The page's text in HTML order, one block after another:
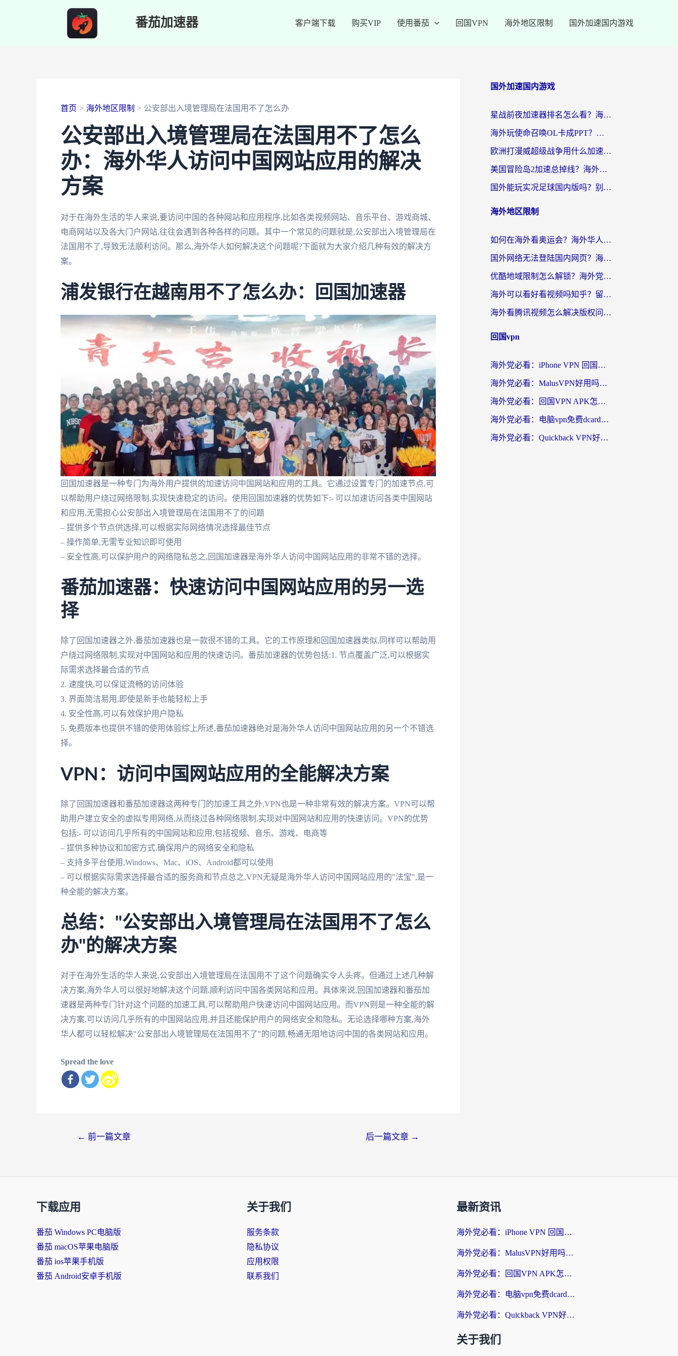
番茄加速器 客户端下载 购买VIP 使用番茄 回国VPN 海外地区限制 国外加速国内游戏
首页 海外地区限制 公安部出入境管理局在法国用不了怎么办
公安部出入境管理局在法国用不了怎么
办：海外华人访问中国网站应用的解决
方案
对于在海外生活的华人来说,要访问中国的各种网站和应用程序,比如各类视频网站、音乐平台、游戏商城、
电商网站以及各大门户网站,往往会遇到各种各样的问题。其中一个常见的问题就是,公安部出入境管理局在
法国用不了,导致无法顺利访问。那么,海外华人如何解决这个问题呢?下面就为大家介绍几种有效的解决方
案。
浦发银行在越南用不了怎么办：回国加速器
回国加速器是一种专门为海外用户提供的加速访问中国网站和应用的工具。它通过设置专门的加速节点,可
以帮助用户绕过网络限制,实现快速稳定的访问。使用回国加速器的优势如下:- 可以加速访问各类中国网站
和应用,无需担心公安部出入境管理局在法国用不了的问题
– 提供多个节点供选择,可以根据实际网络情况选择最佳节点
– 操作简单,无需专业知识即可使用
– 安全性高,可以保护用户的网络隐私总之,回国加速器是海外华人访问中国网站应用的非常不错的选择。
番茄加速器：快速访问中国网站应用的另一选
择
除了回国加速器之外,番茄加速器也是一款很不错的工具。它的工作原理和回国加速器类似,同样可以帮助用
户绕过网络限制,实现对中国网站和应用的快速访问。番茄加速器的优势包括:1. 节点覆盖广泛,可以根据实
际需求选择最合适的节点
2. 速度快,可以保证流畅的访问体验
3. 界面简洁易用,即使是新手也能轻松上手
4. 安全性高,可以有效保护用户隐私
5. 免费版本也提供不错的使用体验综上所述,番茄加速器绝对是海外华人访问中国网站应用的另一个不错选
择。
VPN：访问中国网站应用的全能解决方案
除了回国加速器和番茄加速器这两种专门的加速工具之外,VPN也是一种非常有效的解决方案。VPN可以帮
助用户建立安全的虚拟专用网络,从而绕过各种网络限制,实现对中国网站和应用的快速访问。VPN的优势
包括:- 可以访问几乎所有的中国网站和应用,包括视频、音乐、游戏、电商等
– 提供多种协议和加密方式,确保用户的网络安全和隐私
– 支持多平台使用,Windows、Mac、iOS、Android都可以使用
– 可以根据实际需求选择最合适的服务商和节点总之,VPN无疑是海外华人访问中国网站应用的"法宝",是一
种全能的解决方案。
总结："公安部出入境管理局在法国用不了怎么
办"的解决方案
对于在海外生活的华人来说,公安部出入境管理局在法国用不了这个问题确实令人头疼。但通过上述几种解
决方案,海外华人可以很好地解决这个问题,顺利访问中国各类网站和应用。具体来说,回国加速器和番茄加
速器是两种专门针对这个问题的加速工具,可以帮助用户快速访问中国网站应用。而VPN则是一种全能的解
决方案,可以访问几乎所有的中国网站应用,并且还能保护用户的网络安全和隐私。无论选择哪种方案,海外
华人都可以轻松解决"公安部出入境管理局在法国用不了"的问题,畅通无阻地访问中国的各类网站和应用。
Spread the love
← 前一篇文章 后一篇文章 →
国外加速国内游戏
星战前夜加速器排名怎么看？海外玩家国服游戏畅玩终极指南（附欧洲玩跑跑我的起源解决方案）
海外玩使命召唤OL卡成PPT？苹果用户必看：使命召唤OL国外加速器下载苹果版指南
欧洲打漫威超级战争用什么加速器？3个海外游戏卡顿问题一次解决（附实测推荐）
美国冒险岛2加速总掉线？海外玩家必看的国服游戏加速器选择指南
国外能玩实况足球国内版吗？别再卡成PPT！海外党国服游戏加速全攻略
海外地区限制
如何在海外看奥运会？海外华人必看的体育赛事直播终极指南
国外网络无法登陆国内网页？海外党必看：选对回国加速器实现无缝访问
优酷地域限制怎么解锁？海外党亲测有效的追剧自由指南
海外可以看好看视频吗知乎？留学生亲测有效的回国追剧解决方案
海外看腾讯视频怎么解决版权问题呢？3步让你轻松解锁国内影视自由
回国vpn
海外党必看：iPhone VPN 回国怎么选？一篇搞定无缝访问国内资源
海外党必看：MalusVPN好用吗？和畅游VPN对比哪个回国效果更好？附穿梭飞鱼神龟真实体验
海外党必看：回国VPN APK怎么选？3步教你无缝刷国内剧玩国服
海外党必看：电脑vpn免费dcard真的靠谱吗？教你选对回国加速器无缝访问国内资源
海外党必看：Quickback VPN好用吗？和小黑牛VPN对比哪个回国效果更好？附真实体验+避坑指南
下载应用
番茄 Windows PC电脑版
番茄 macOS苹果电脑版
番茄 ios苹果手机版
番茄 Android安卓手机版
关于我们
服务条款
隐私协议
应用权限
联系我们
最新资讯
海外党必看：iPhone VPN 回国怎么选？一篇搞定无缝访问国内资源
海外党必看：MalusVPN好用吗？和畅游VPN对比哪个回国效果更好？附穿梭飞鱼神龟真实体验
海外党必看：回国VPN APK怎么选？3步教你无缝刷国内剧玩国服
海外党必看：电脑vpn免费dcard真的靠谱吗？教你选对回国加速器无缝访问国内资源
海外党必看：Quickback VPN好用吗？和小黑牛VPN对比哪个回国效果更好？附真实体验+避坑指南
关于我们